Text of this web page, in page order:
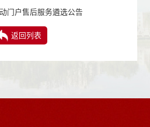
门户售后服务遴选公告
返回列表